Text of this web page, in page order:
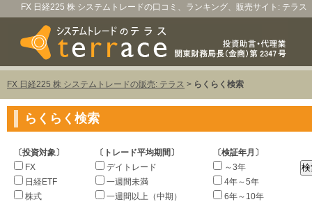
FX 日経225 株 システムトレードの口コミ、ランキング、販売サイト: テラス
FX 日経225 株 システムトレードの販売: テラス > らくらく検索
らくらく検索
〔投資対象〕
FX
日経ETF
株式
〔トレード平均期間〕
デイトレード
一週間未満
一週間以上（中期）
〔検証年月〕
～3年
4年～5年
6年～10年